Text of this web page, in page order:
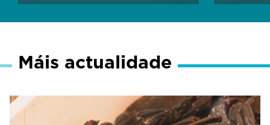
Máis actualidade